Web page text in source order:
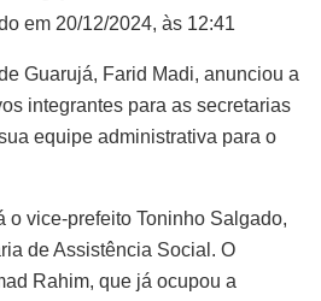
em 20/12/2024, às 12:41
Guarujá, Farid Madi, anunciou a
integrantes para as secretarias
equipe administrativa para o
o vice-prefeito Toninho Salgado,
de Assistência Social. O
Rahim, que já ocupou a